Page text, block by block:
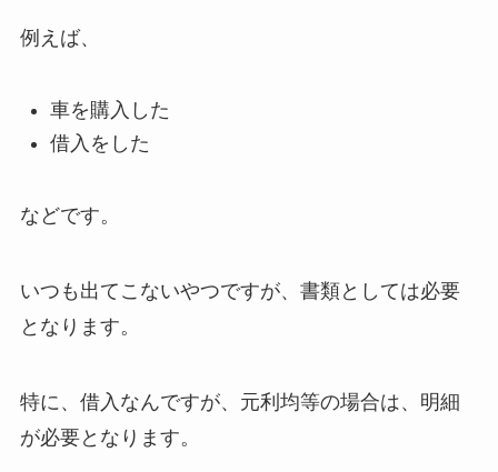
例えば、
車を購入した
借入をした
などです。
いつも出てこないやつですが、書類としては必要
となります。
特に、借入なんですが、元利均等の場合は、明細
が必要となります。